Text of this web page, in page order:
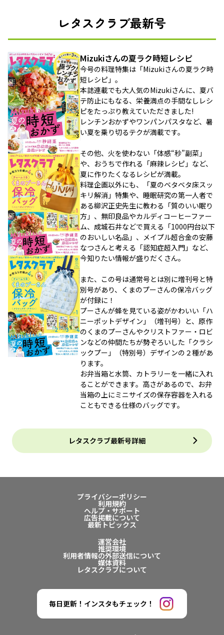
レタスクラブ最新号
Mizukiさんの夏ラク時短レシピ
今号の料理特集は「Mizukiさんの夏ラク時
短レシピ」。
本誌連載でも大人気のMizukiさんに、夏バ
テ防止にもなる、栄養満点の手間なしレシ
ピをたっぷり教えていただきました!
レンチンおかずやワンパンパスタなど、暑
い夏を乗り切るテクが満載です。
その他、火を使わない「体感“秒”副菜」
や、おうちで作れる「麻辣レシピ」など、
夏に作りたくなるレシピが満載。
料理企画以外にも、「夏のベタベタ床スッ
キリ解消」特集や、睡眠研究の第一人者で
ある柳沢正史先生に教わる「質のいい眠り
方」、無印良品やカルディコーヒーファー
ム、成城石井などで買える「1000円台以下
のおいしい名品」、メイプル超合金の安藤
なつさんと考える「認知症超入門」など、
今知りたい情報が盛りだくさん。
また、この号は通常号とは別に増刊号と特
別号があり、くまのプーさんの保冷バッグ
が付録に！
プーさんが蜂を見ている姿がかわいい「ハ
ニーポットデザイン」（増刊号）と、原作
のくまのプーさんやクリストファー・ロビ
ンなどの仲間たちが勢ぞろいした「クラシ
ックプー」（特別号）デザインの２種があ
ります。
お弁当箱と水筒、カトラリーを一緒に入れ
ることができます。高さがあるので、お弁
当箱の上にミニサイズの保存容器を入れる
こともできる仕様のバッグです。
レタスクラブ最新号詳細
プライバシーポリシー
利用規約
ヘルプ・サポート
広告掲載について
最新トピックス
運営会社
推奨環境
利用者情報の外部送信について
媒体資料
レタスクラブについて
毎日更新！インスタもチェック！